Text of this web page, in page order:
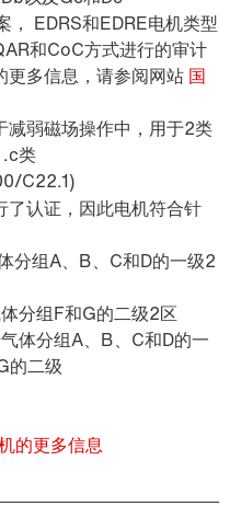
， EDRS和EDRE电机类型
和CoC方式进行的审计
更多信息，请参阅网站 国
减弱磁场操作中，用于2类
类
C22.1)
认证，因此电机符合针
分组A、B、C和D的一级2
分组F和G的二级2区
体分组A、B、C和D的一
的二级
的更多信息